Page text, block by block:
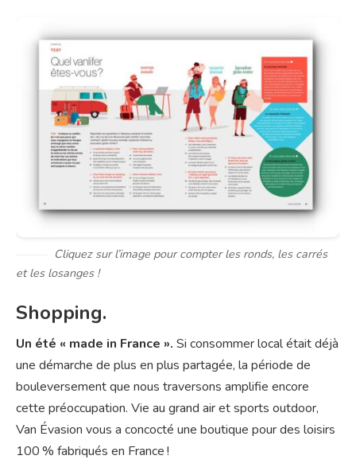
Cliquez sur l’image pour compter les ronds, les carrés
et les losanges !
Shopping.
Un été « made in France ». Si consommer local était déjà
une démarche de plus en plus partagée, la période de
bouleversement que nous traversons amplifie encore
cette préoccupation. Vie au grand air et sports outdoor,
Van Évasion vous a concocté une boutique pour des loisirs
100 % fabriqués en France !